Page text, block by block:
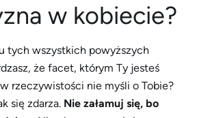
w kobiecie?
tych wszystkich powyższych
że facet, którym Ty jesteś
rzeczywistości nie myśli o Tobie?
się zdarza. Nie załamuj się, bo